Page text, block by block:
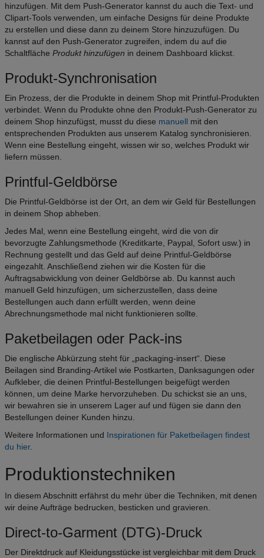
hinzufügen. Mit dem Push-Generator kannst du auch die Text- und
Clipart-Tools verwenden, um einfache Designs für deine Produkte
zu erstellen und diese dann zu deinem Store hinzuzufügen. Du
kannst auf den Push-Generator zugreifen, indem du auf die
Schaltfläche Produkt hinzufügen in deinem Dashboard klickst.
Produkt-Synchronisation
Ein Prozess, der die Produkte in deinem Shop mit Printful-Produkten
verbindet. Wenn du Produkte ohne den Produkt-Push-Generator zu
deinem Shop hinzufügst, musst du diese manuell mit den
entsprechenden Produkten aus unserem Katalog synchronisieren.
Wenn eine Bestellung eingeht, wissen wir so, welches Produkt wir
liefern müssen.
Printful-Geldbörse
Die Printful-Geldbörse ist der Ort, an dem wir Geld für Bestellungen
in deinem Shop abheben.
Jedes Mal, wenn eine Bestellung eingeht, wird die von dir
bevorzugte Zahlungsmethode (Kreditkarte, Paypal, Sofort usw.) in
Rechnung gestellt und das Geld auf deine Printful-Geldbörse
eingezahlt. Anschließend ziehen wir die Kosten für die
Auftragsabwicklung von deiner Geldbörse ab. Du kannst auch
manuell Geld hinzufügen, um sicherzustellen, dass deine
Bestellungen auch dann erfüllt werden, wenn deine
Abrechnungsmethode mal nicht funktionieren sollte.
Paketbeilagen oder Pack-ins
Die englische Abkürzung steht für „packaging-insert“. Diese
Beilagen sind Branding-Artikel wie Postkarten, Danksagungen oder
Aufkleber, die deinen Printful-Bestellungen beigefügt werden
können, um deine Marke hervorzuheben. Du schickst sie an uns,
wir bewahren sie in unserem Lager auf und fügen sie dann den
Bestellungen deiner Kunden hinzu.
Weitere Informationen und Inspirationen für Paketbeilagen findest
du hier.
Produktionstechniken
In diesem Abschnitt erfährst du mehr über die Techniken, mit denen
wir deine Aufträge bedrucken, besticken und gravieren.
Direct-to-Garment (DTG)-Druck
Der Direktdruck auf Kleidungsstücke ist vergleichbar mit dem Druck